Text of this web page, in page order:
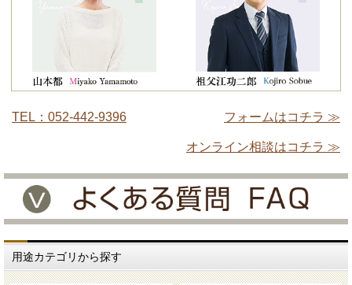
TEL：052-442-9396 フォームはコチラ ≫
オンライン相談はコチラ ≫
用途カテゴリから探す